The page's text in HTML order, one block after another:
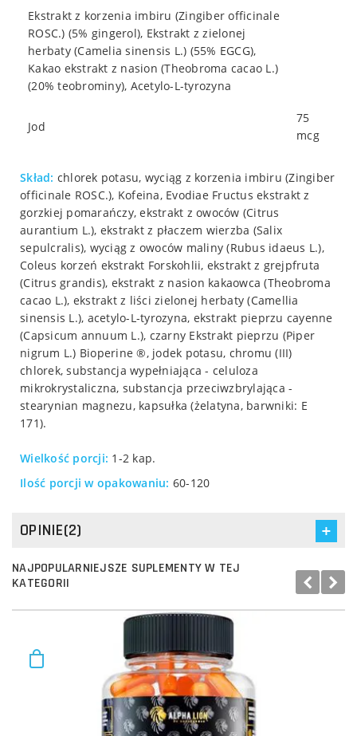
Ekstrakt z korzenia imbiru (Zingiber officinale
ROSC.) (5% gingerol), Ekstrakt z zielonej
herbaty (Camelia sinensis L.) (55% EGCG),
Kakao ekstrakt z nasion (Theobroma cacao L.)
(20% teobrominy), Acetylo-L-tyrozyna
Jod
75
mcg
Skład: chlorek potasu, wyciąg z korzenia imbiru (Zingiber
officinale ROSC.), Kofeina, Evodiae Fructus ekstrakt z
gorzkiej pomarańczy, ekstrakt z owoców (Citrus
aurantium L.), ekstrakt z płaczem wierzba (Salix
sepulcralis), wyciąg z owoców maliny (Rubus idaeus L.),
Coleus korzeń ekstrakt Forskohlii, ekstrakt z grejpfruta
(Citrus grandis), ekstrakt z nasion kakaowca (Theobroma
cacao L.), ekstrakt z liści zielonej herbaty (Camellia
sinensis L.), acetylo-L-tyrozyna, ekstrakt pieprzu cayenne
(Capsicum annuum L.), czarny Ekstrakt pieprzu (Piper
nigrum L.) Bioperine ®, jodek potasu, chromu (III)
chlorek, substancja wypełniająca - celuloza
mikrokrystaliczna, substancja przeciwzbrylająca -
stearynian magnezu, kapsułka (żelatyna, barwniki: E
171).
Wielkość porcji: 1-2 kap.
Ilość porcji w opakowaniu: 60-120
OPINIE(2)
NAJPOPULARNIEJSZE SUPLEMENTY W TEJ
KATEGORII